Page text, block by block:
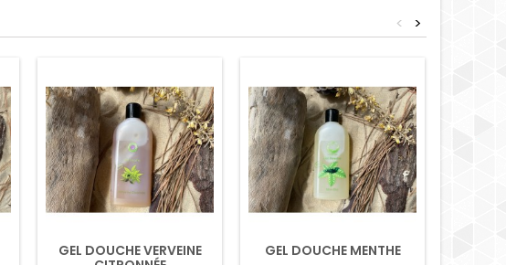
>
<
GEL DOUCHE VERVEINE
GEL DOUCHE MENTHE